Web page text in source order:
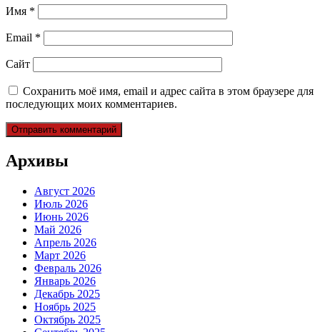
Имя *
Email *
Сайт
Сохранить моё имя, email и адрес сайта в этом браузере для
последующих моих комментариев.
Архивы
Август 2026
Июль 2026
Июнь 2026
Май 2026
Апрель 2026
Март 2026
Февраль 2026
Январь 2026
Декабрь 2025
Ноябрь 2025
Октябрь 2025